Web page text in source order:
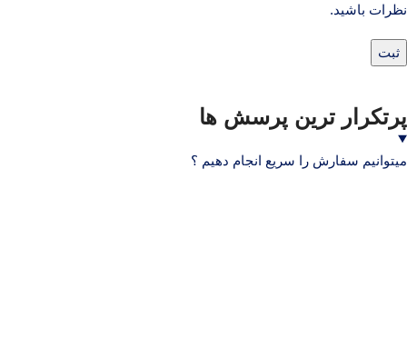
نظرات باشید.
پرتکرار ترین پرسش ها
میتوانیم سفارش را سریع انجام دهیم ؟